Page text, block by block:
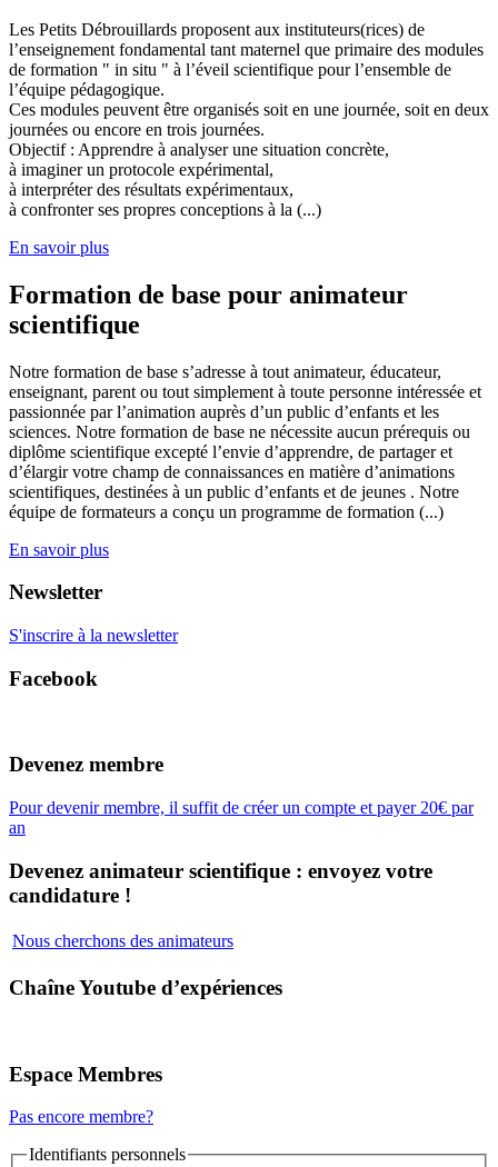
Les Petits Débrouillards proposent aux instituteurs(rices) de
l’enseignement fondamental tant maternel que primaire des modules
de formation " in situ " à l’éveil scientifique pour l’ensemble de
l’équipe pédagogique.
Ces modules peuvent être organisés soit en une journée, soit en deux
journées ou encore en trois journées.
Objectif : Apprendre à analyser une situation concrète,
à imaginer un protocole expérimental,
à interpréter des résultats expérimentaux,
à confronter ses propres conceptions à la (...)
En savoir plus
Formation de base pour animateur
scientifique
Notre formation de base s’adresse à tout animateur, éducateur,
enseignant, parent ou tout simplement à toute personne intéressée et
passionnée par l’animation auprès d’un public d’enfants et les
sciences. Notre formation de base ne nécessite aucun prérequis ou
diplôme scientifique excepté l’envie d’apprendre, de partager et
d’élargir votre champ de connaissances en matière d’animations
scientifiques, destinées à un public d’enfants et de jeunes . Notre
équipe de formateurs a conçu un programme de formation (...)
En savoir plus
Newsletter
S'inscrire à la newsletter
Facebook
Devenez membre
Pour devenir membre, il suffit de créer un compte et payer 20€ par
an
Devenez animateur scientifique : envoyez votre
candidature !
Nous cherchons des animateurs
Chaîne Youtube d’expériences
Espace Membres
Pas encore membre?
Identifiants personnels